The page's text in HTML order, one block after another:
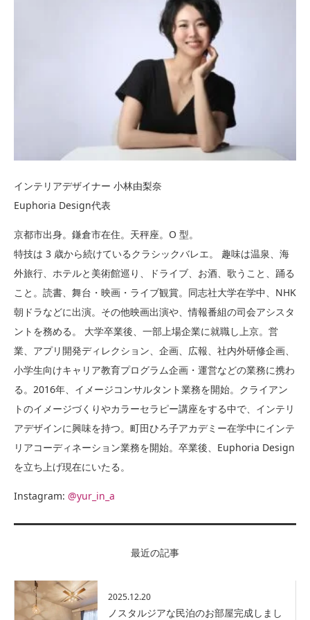
インテリアデザイナー 小林由梨奈
Euphoria Design代表
京都市出身。鎌倉市在住。天秤座。O 型。
特技は 3 歳から続けているクラシックバレエ。 趣味は温泉、海
外旅行、ホテルと美術館巡り、ドライブ、お酒、歌うこと、踊る
こと。読書、舞台・映画・ライブ観賞。同志社大学在学中、NHK
朝ドラなどに出演。その他映画出演や、情報番組の司会アシスタ
ントを務める。 大学卒業後、一部上場企業に就職し上京。営
業、アプリ開発ディレクション、企画、広報、社内外研修企画、
小学生向けキャリア教育プログラム企画・運営などの業務に携わ
る。2016年、イメージコンサルタント業務を開始。クライアン
トのイメージづくりやカラーセラピー講座をする中で、インテリ
アデザインに興味を持つ。町田ひろ子アカデミー在学中にインテ
リアコーディネーション業務を開始。卒業後、Euphoria Design
を立ち上げ現在にいたる。
Instagram: @yur_in_a
最近の記事
2025.12.20
ノスタルジアな民泊のお部屋完成しまし